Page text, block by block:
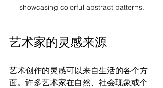
showcasing colorful abstract patterns.
艺术家的灵感来源
艺术创作的灵感可以来自生活的各个方
面。许多艺术家在自然、社会现象或个